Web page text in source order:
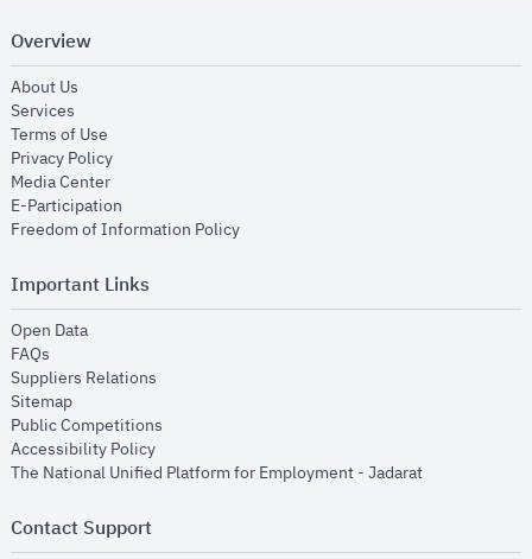
Overview
About Us
Services
Terms of Use
Privacy Policyopens in new window
Media Centeropens in new window
E-Participation
Freedom of Information Policyopens in new window
Important Links
Open Dataopens in new window
FAQs
Suppliers Relations
Sitemapopens in new window
Public Competitions
Accessibility Policyopens in new window
The National Unified Platform for Employment - Jadaratopens in new
Contact Support